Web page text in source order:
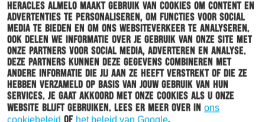
Heracles Almelo maakt gebruik van cookies om content en
advertenties te personaliseren, om functies voor social
media te bieden en om ons websiteverkeer te analyseren.
Ook delen we informatie over je gebruik van onze site met
onze partners voor social media, adverteren en analyse.
Deze partners kunnen deze gegevens combineren met
andere informatie die jij aan ze heeft verstrekt of die ze
hebben verzameld op basis van jouw gebruik van hun
services. Je gaat akkoord met onze cookies als u onze
website blijft gebruiken. Lees er meer over in ons
cookiebeleid of het beleid van Google.
15 Roda JC 0
16 TOP Oss
17 Jong FC Utrecht 0
18 VVV-Venlo 0
19 Vitesse